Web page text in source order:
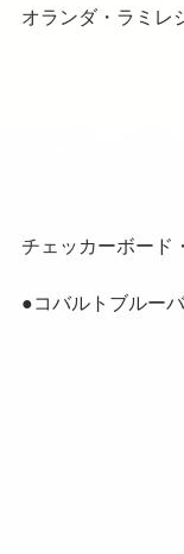
オランダ・ラミレ
チェッカーボード
●コバルトブルー